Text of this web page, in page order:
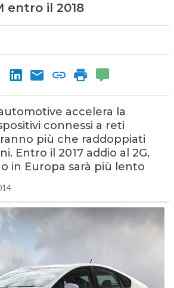
entro il 2018
accelera la
connessi a reti
più che raddoppiati
Entro il 2017 addio al 2G,
in Europa sarà più lento